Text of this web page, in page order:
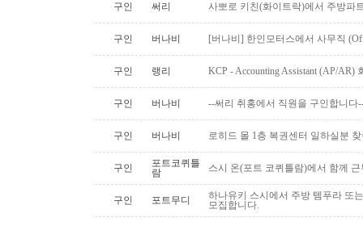
구인 써리 사뽀로 키친(화이트락)에서 주방파
구인 버나비 [버나비] 한인모터스에서 사무직
구인 랭리 KCP - Accounting Assistant (AP/
구인 버나비 --써리 취홍에서 직원을 구인합니다
구인 버나비 로히드 몰 1층 복권센터 일하실분
구인
포트코퀴틀
람
스시 온(포트 코퀴틀람)에서 함께
구인 포트무디
하나유키 스시에서 주방 템푸라 또
모집합니다.